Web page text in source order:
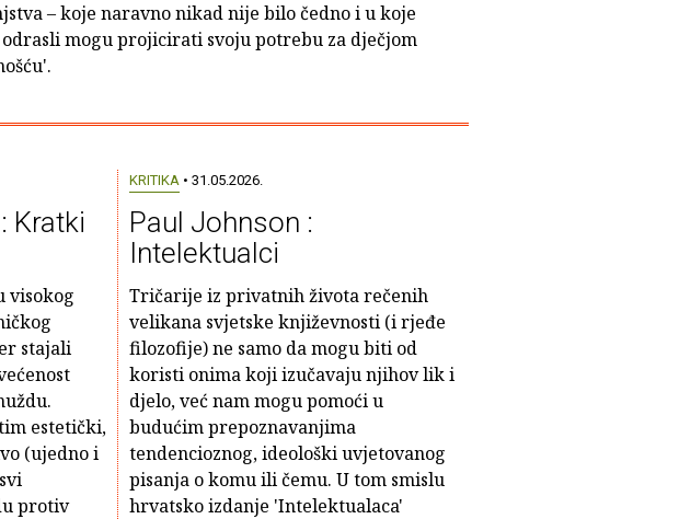
– koje naravno nikad nije bilo čedno i u koje
odrasli mogu projicirati svoju potrebu za dječjom
Kratki
visokog
stajali
estetički,
(ujedno i
protiv
KRITIKA• 31.05.2026.
Paul Johnson :
Intelektualci
Tričarije iz privatnih života rečenih
velikana svjetske književnosti (i rjeđe
filozofije) ne samo da mogu biti od
koristi onima koji izučavaju njihov lik i
djelo, već nam mogu pomoći u
budućim prepoznavanjima
tendencioznog, ideološki uvjetovanog
pisanja o komu ili čemu. U tom smislu
hrvatsko izdanje 'Intelektualaca'